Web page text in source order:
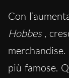
Con
Hobbes ,
più famose.